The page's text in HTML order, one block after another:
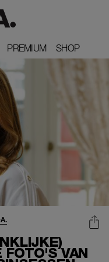
PREMIUM
PREMIUM SHOP
SHOP
FOTO'S VAN